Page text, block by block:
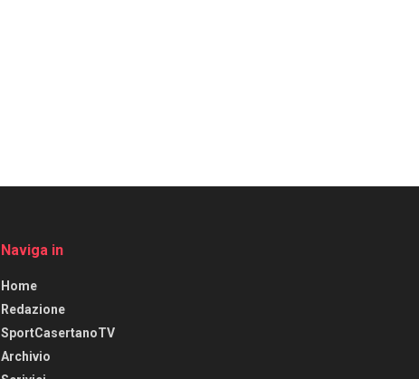
Naviga in
Home
Redazione
SportCasertanoTV
Archivio